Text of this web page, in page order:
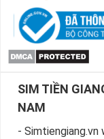
SIM TIỀN
NAM
-